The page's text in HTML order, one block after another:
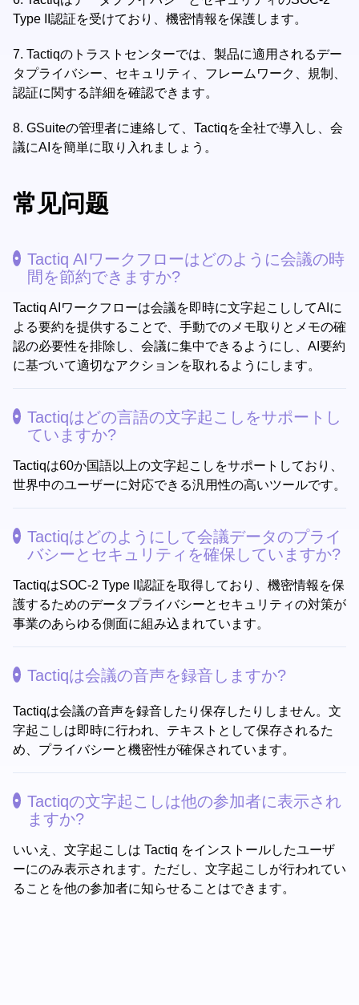
Type II認証を受けており、機密情報を保護します。
7. Tactiqのトラストセンターでは、製品に適用されるデー
タプライバシー、セキュリティ、フレームワーク、規制、
認証に関する詳細を確認できます。
8. GSuiteの管理者に連絡して、Tactiqを全社で導入し、会
議にAIを簡単に取り入れましょう。
常见问题
Tactiq AIワークフローはどのように会議の時
間を節約できますか?
Tactiq AIワークフローは会議を即時に文字起こししてAIに
よる要約を提供することで、手動でのメモ取りとメモの確
認の必要性を排除し、会議に集中できるようにし、AI要約
に基づいて適切なアクションを取れるようにします。
Tactiqはどの言語の文字起こしをサポートし
ていますか?
Tactiqは60か国語以上の文字起こしをサポートしており、
世界中のユーザーに対応できる汎用性の高いツールです。
Tactiqはどのようにして会議データのプライ
バシーとセキュリティを確保していますか?
TactiqはSOC-2 Type II認証を取得しており、機密情報を保
護するためのデータプライバシーとセキュリティの対策が
事業のあらゆる側面に組み込まれています。
Tactiqは会議の音声を録音しますか?
Tactiqは会議の音声を録音したり保存したりしません。文
字起こしは即時に行われ、テキストとして保存されるた
め、プライバシーと機密性が確保されています。
Tactiqの文字起こしは他の参加者に表示され
ますか?
いいえ、文字起こしは Tactiq をインストールしたユーザ
ーにのみ表示されます。ただし、文字起こしが行われてい
ることを他の参加者に知らせることはできます。